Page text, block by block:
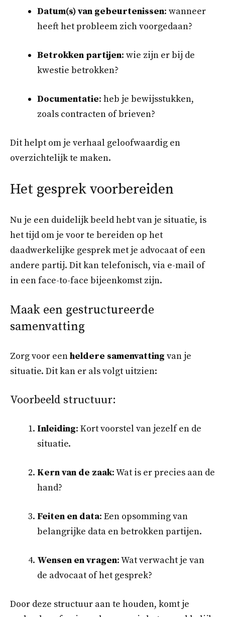
Datum(s) van gebeurtenissen: wanneer
heeft het probleem zich voorgedaan?
Betrokken partijen: wie zijn er bij de
kwestie betrokken?
Documentatie: heb je bewijsstukken,
zoals contracten of brieven?
Dit helpt om je verhaal geloofwaardig en
overzichtelijk te maken.
Het gesprek voorbereiden
Nu je een duidelijk beeld hebt van je situatie, is
het tijd om je voor te bereiden op het
daadwerkelijke gesprek met je advocaat of een
andere partij. Dit kan telefonisch, via e-mail of
in een face-to-face bijeenkomst zijn.
Maak een gestructureerde
samenvatting
Zorg voor eenheldere samenvatting van je
situatie. Dit kan er als volgt uitzien:
Voorbeeld structuur:
Inleiding: Kort voorstel van jezelf en de
situatie.
Kern van de zaak: Wat is er precies aan de
hand?
Feiten en data: Een opsomming van
belangrijke data en betrokken partijen.
Wensen en vragen: Wat verwacht je van
de advocaat of het gesprek?
Door deze structuur aan te houden, komt je